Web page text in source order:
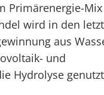
Primärenergie-
wird in den
aus
und
Hydrolyse